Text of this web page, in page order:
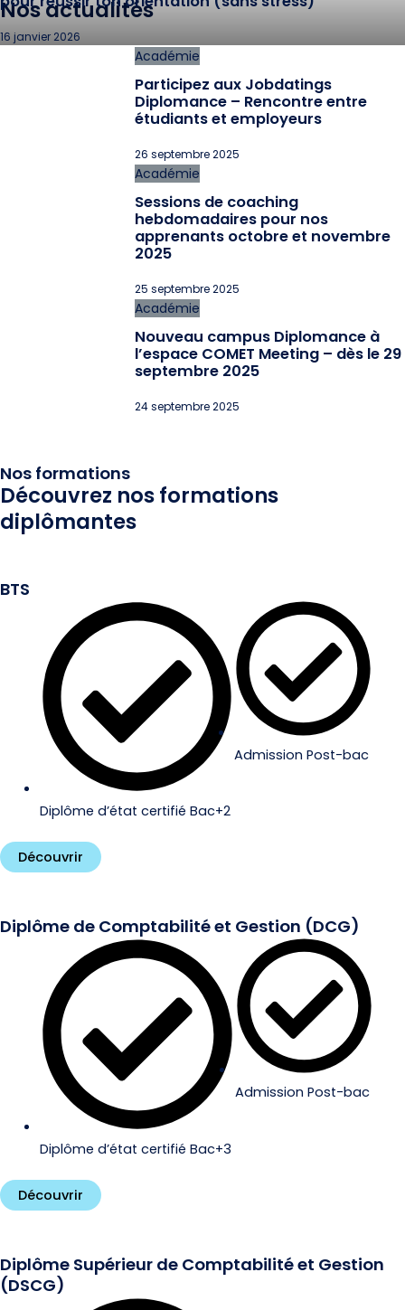
Nos actualités
16 janvier 2026
Académie
Participez aux Jobdatings
Diplomance – Rencontre entre
étudiants et employeurs
26 septembre 2025
Académie
Sessions de coaching
hebdomadaires pour nos
apprenants octobre et novembre
2025
25 septembre 2025
Académie
Nouveau campus Diplomance à
l’espace COMET Meeting – dès le 29
septembre 2025
24 septembre 2025
Nos formations
Découvrez nos formations
diplômantes
BTS
Diplôme d’état certifié Bac+2
Admission Post-bac
Découvrir
Diplôme de Comptabilité et Gestion (DCG)
Diplôme d’état certifié Bac+3
Admission Post-bac
Découvrir
Diplôme Supérieur de Comptabilité et Gestion
(DSCG)